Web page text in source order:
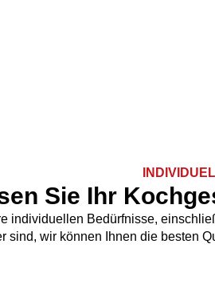
Sie Ihr
individuellen Bedürfnisse,
sind, wir können Ihnen die besten